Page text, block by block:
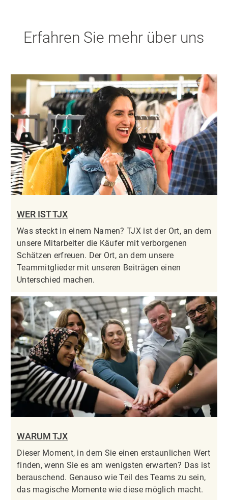
Erfahren Sie mehr über uns
WER IST TJX
Was steckt in einem Namen? TJX ist der Ort, an dem
unsere Mitarbeiter die Käufer mit verborgenen
Schätzen erfreuen. Der Ort, an dem unsere
Teammitglieder mit unseren Beiträgen einen
Unterschied machen.
WARUM TJX
Dieser Moment, in dem Sie einen erstaunlichen Wert
finden, wenn Sie es am wenigsten erwarten? Das ist
berauschend. Genauso wie Teil des Teams zu sein,
das magische Momente wie diese möglich macht.